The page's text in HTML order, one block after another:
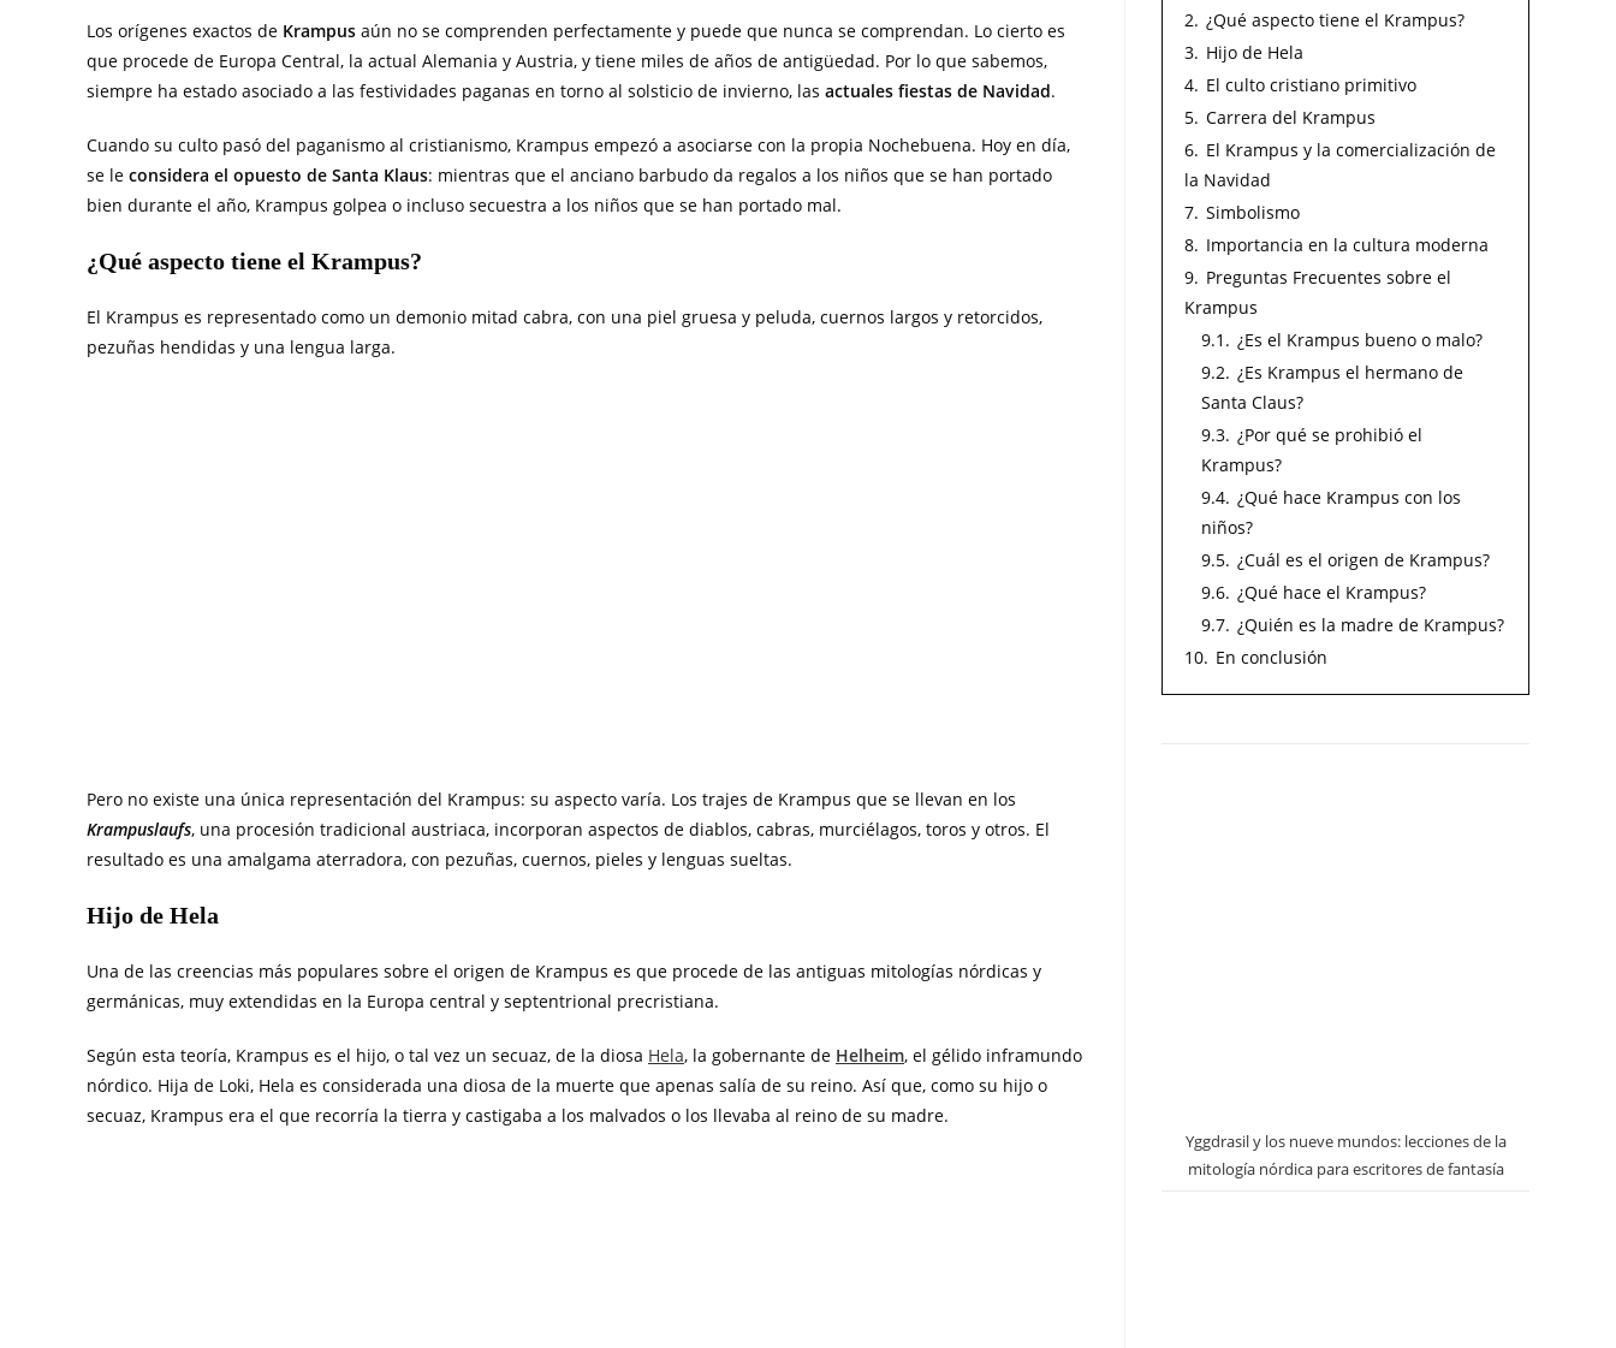
Los orígenes exactos de Krampus aún no se comprenden perfectamente y puede que nunca se comprendan. Lo cierto es
que procede de Europa Central, la actual Alemania y Austria, y tiene miles de años de antigüedad. Por lo que sabemos,
siempre ha estado asociado a las festividades paganas en torno al solsticio de invierno, las actuales fiestas de Navidad.
Cuando su culto pasó del paganismo al cristianismo, Krampus empezó a asociarse con la propia Nochebuena. Hoy en día,
se le considera el opuesto de Santa Klaus: mientras que el anciano barbudo da regalos a los niños que se han portado
bien durante el año, Krampus golpea o incluso secuestra a los niños que se han portado mal.
¿Qué aspecto tiene el Krampus?
El Krampus es representado como un demonio mitad cabra, con una piel gruesa y peluda, cuernos largos y retorcidos,
pezuñas hendidas y una lengua larga.
Pero no existe una única representación del Krampus: su aspecto varía. Los trajes de Krampus que se llevan en los
Krampuslaufs, una procesión tradicional austriaca, incorporan aspectos de diablos, cabras, murciélagos, toros y otros. El
resultado es una amalgama aterradora, con pezuñas, cuernos, pieles y lenguas sueltas.
Hijo de Hela
Una de las creencias más populares sobre el origen de Krampus es que procede de las antiguas mitologías nórdicas y
germánicas, muy extendidas en la Europa central y septentrional precristiana.
Según esta teoría, Krampus es el hijo, o tal vez un secuaz, de la diosa Hela, la gobernante de Helheim, el gélido inframundo
nórdico. Hija de Loki, Hela es considerada una diosa de la muerte que apenas salía de su reino. Así que, como su hijo o
secuaz, Krampus era el que recorría la tierra y castigaba a los malvados o los llevaba al reino de su madre.
2. ¿Qué aspecto tiene el Krampus?
3. Hijo de Hela
4. El culto cristiano primitivo
5. Carrera del Krampus
6. El Krampus y la comercialización de
la Navidad
7. Simbolismo
8. Importancia en la cultura moderna
9. Preguntas Frecuentes sobre el
Krampus
9.1. ¿Es el Krampus bueno o malo?
9.2. ¿Es Krampus el hermano de
Santa Claus?
9.3. ¿Por qué se prohibió el
Krampus?
9.4. ¿Qué hace Krampus con los
niños?
9.5. ¿Cuál es el origen de Krampus?
9.6. ¿Qué hace el Krampus?
9.7. ¿Quién es la madre de Krampus?
10. En conclusión
Yggdrasil y los nueve mundos: lecciones de la
mitología nórdica para escritores de fantasía